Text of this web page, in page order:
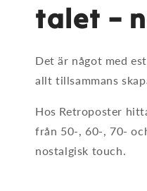
talet –
Det är något med
allt tillsammans
Hos Retroposter
från 50-, 60-, 70-
nostalgisk touch.